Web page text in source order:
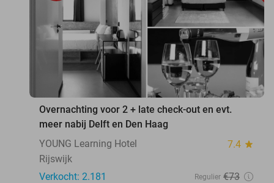
Overnachting voor 2 + late check-out en evt.
meer nabij Delft en Den Haag
YOUNG Learning Hotel
7.4 star
Rijswijk
Verkocht: 2.181
Regulier €73